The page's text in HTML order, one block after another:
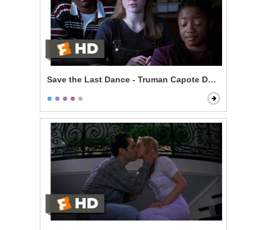
Save the Last Dance - Truman Capote Debate